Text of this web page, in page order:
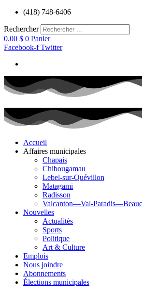
Aller
contenu
(418) 748-6406
Rechercher
0.00 $ 0 Panier
Facebook-f Twitter
Accueil
Affaires municipales
Chapais
Chibougamau
Lebel-sur-Quévillon
Matagami
Radisson
Valcanton—Val-
Nouvelles
Actualités
Sports
Politique
Art & Culture
Emplois
Nous joindre
Abonnements
Élections municipales